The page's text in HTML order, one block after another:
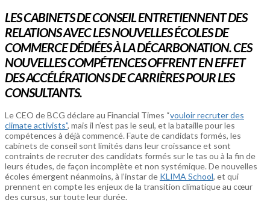
LES CABINETS DE CONSEIL ENTRETIENNENT DES
RELATIONS AVEC LES NOUVELLES ÉCOLES DE
COMMERCE DÉDIÉES À LA DÉCARBONATION. CES
NOUVELLES COMPÉTENCES OFFRENT EN EFFET
DES ACCÉLÉRATIONS DE CARRIÈRES POUR LES
CONSULTANTS.
Le CEO de BCG déclare au Financial Times “vouloir recruter des
climate activists”, mais il n’est pas le seul, et la bataille pour les
compétences à déjà commencé. Faute de candidats formés, les
cabinets de conseil sont limités dans leur croissance et sont
contraints de recruter des candidats formés sur le tas ou à la fin de
leurs études, de façon incomplète et non systémique. De nouvelles
écoles émergent néanmoins, à l’instar de KLIMA School, et qui
prennent en compte les enjeux de la transition climatique au cœur
des cursus, sur toute leur durée.